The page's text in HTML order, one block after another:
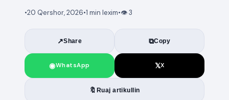
•20 Qershor, 2026•1 min lexim•👁 3
↗Share ⧉Copy
◉WhatsApp 𝕏X
🔖 Ruaj artikullin